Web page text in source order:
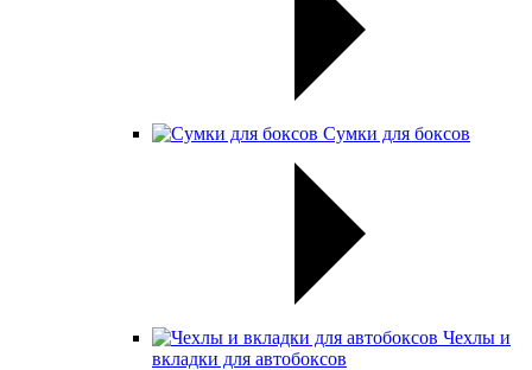
Сумки для боксов
Чехлы и
вкладки для автобоксов